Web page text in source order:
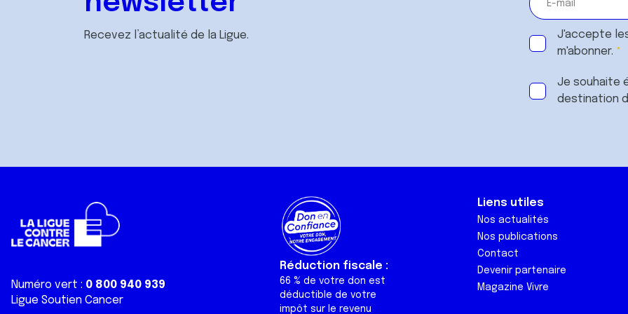
Recevez l’actualité de la Ligue. J'accepte
m'abonner.
Je souhaite
destination
Numéro vert : 0 800 940 939
Ligue Soutien Cancer
Réduction fiscale :
66 % de votre don est
déductible de votre
impôt sur le revenu
Liens utiles
Nos actualités
Nos publications
Contact
Devenir partenaire
Magazine Vivre